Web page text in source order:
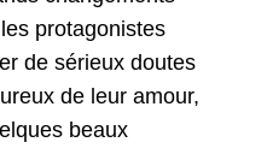
pro­tag­o­nistes
de sérieux doutes
de leur amour,
beaux